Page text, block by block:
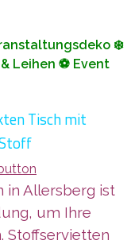
❄️
Leihen ⚽ Event
Tisch mit
in Allersberg ist
um Ihre
Stoffservietten